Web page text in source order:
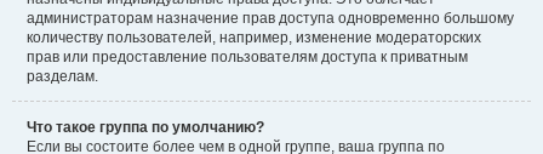
администраторам назначение прав доступа одновременно большому
количеству пользователей, например, изменение модераторских
прав или предоставление пользователям доступа к приватным
разделам.
Что такое группа по умолчанию?
Если вы состоите более чем в одной группе, ваша группа по